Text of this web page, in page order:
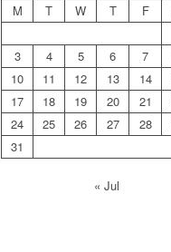
M
T W T F
3
4 5 6 7
10
11 12 13 14
17
18 19 20 21
24
25 26 27 28
31
« Jul